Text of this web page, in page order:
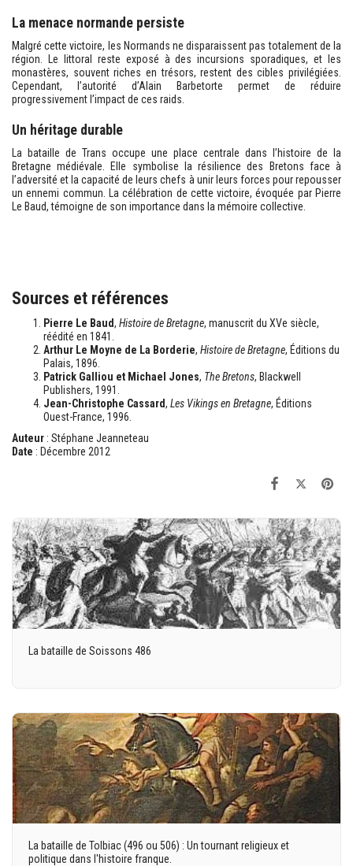
La menace normande persiste
Malgré cette victoire, les Normands ne disparaissent pas totalement de la
région. Le littoral reste exposé à des incursions sporadiques, et les
monastères, souvent riches en trésors, restent des cibles privilégiées.
Cependant, l’autorité d’Alain Barbetorte permet de réduire
progressivement l’impact de ces raids.
Un héritage durable
La bataille de Trans occupe une place centrale dans l’histoire de la
Bretagne médiévale. Elle symbolise la résilience des Bretons face à
l’adversité et la capacité de leurs chefs à unir leurs forces pour repousser
un ennemi commun. La célébration de cette victoire, évoquée par Pierre
Le Baud, témoigne de son importance dans la mémoire collective.
Sources et références
Pierre Le Baud, Histoire de Bretagne, manuscrit du XVe siècle,
réédité en 1841.
Arthur Le Moyne de La Borderie, Histoire de Bretagne, Éditions du
Palais, 1896.
Patrick Galliou et Michael Jones, The Bretons, Blackwell
Publishers, 1991.
Jean-Christophe Cassard, Les Vikings en Bretagne, Éditions
Ouest-France, 1996.
Auteur : Stéphane Jeanneteau
Date : Décembre 2012
La bataille de Soissons 486
La bataille de Tolbiac (496 ou 506) : Un tournant religieux et
politique dans l'histoire franque.